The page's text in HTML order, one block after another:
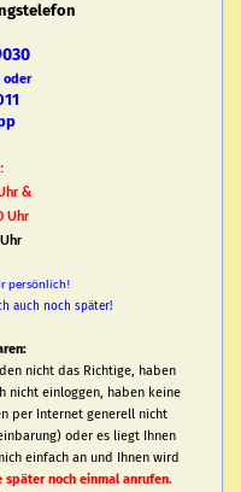
oder
&
Uhr
persönlich!
auch noch später!
nicht das Richtige, haben
nicht einloggen, haben keine
per Internet generell nicht
oder es liegt Ihnen
einfach an und Ihnen wird
später noch einmal anrufen.